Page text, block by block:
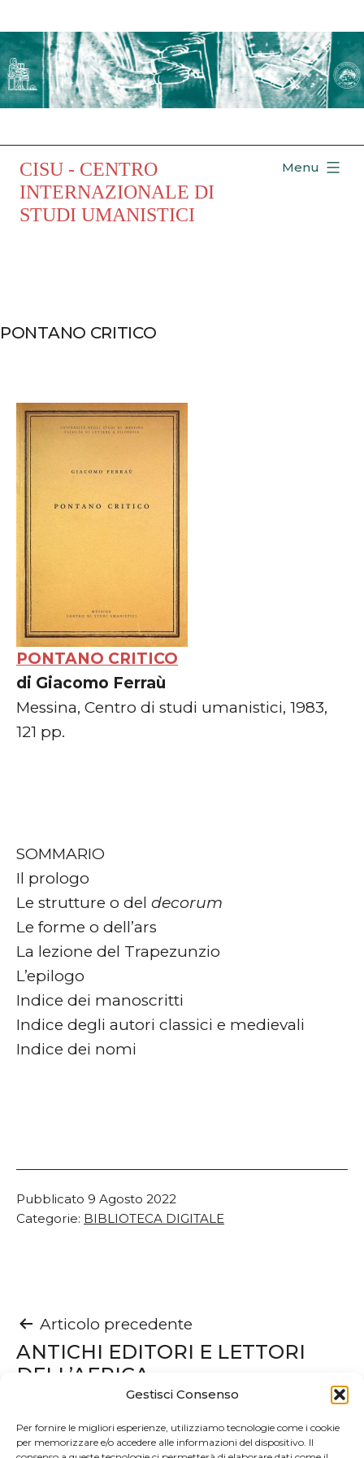
Gestisci Consenso
Per fornire le migliori esperienze, utilizziamo tecnologie come i cookie
per memorizzare e/o accedere alle informazioni del dispositivo. Il
al
contenuto
CISU - CENTRO
INTERNAZIONALE DI
STUDI UMANISTICI
Menu
PONTANO CRITICO
PONTANO CRITICO
di Giacomo Ferraù
Messina, Centro di studi umanistici, 1983,
121 pp.
SOMMARIO
Il prologo
Le strutture o del decorum
Le forme o dell’ars
La lezione del Trapezunzio
L’epilogo
Indice dei manoscritti
Indice degli autori classici e medievali
Indice dei nomi
Pubblicato 9 Agosto 2022
Categorie: BIBLIOTECA DIGITALE
Navigazione
articoli
Articolo precedente
ANTICHI EDITORI E LETTORI
DELL’AFRICA
Articolo successivo
Studi umanistici, IV-V